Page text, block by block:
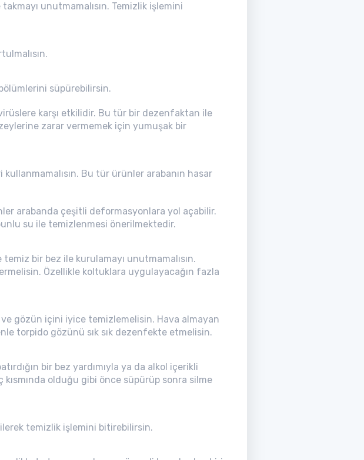
unutmamalısın. Temizlik işlemini
süpürebilirsin.
karşı etkilidir. Bu tür bir dezenfaktan ile
zarar vermemek için yumuşak bir
Bu tür ürünler arabanın hasar
arabanda çeşitli deformasyonlara yol açabilir.
su ile temizlenmesi önerilmektedir.
bir bez ile kurulamayı unutmamalısın.
Özellikle koltuklara uygulayacağın fazla
gözün içini iyice temizlemelisin. Hava almayan
torpido gözünü sık sık dezenfekte etmelisin.
bir bez yardımıyla ya da alkol içerikli
olduğu gibi önce süpürüp sonra silme
temizlik işlemini bitirebilirsin.